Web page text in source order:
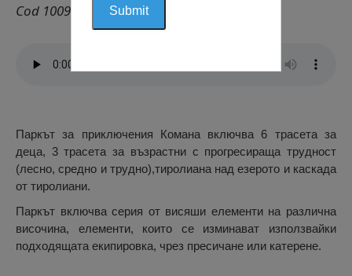
Cod 1009
Паркът за приключения Комана включва 6 трасета за
деца, 3 трасета за възрастни с прогресираща трудност
(лесно, средно и трудно),тиролиана над езерото и каскада
от тиролиани.
Паркът включва серия от висяши елементи на различна
височина, елементи, които се изминават използвайки
подходящата екипировка, чрез пресичане или катерене.